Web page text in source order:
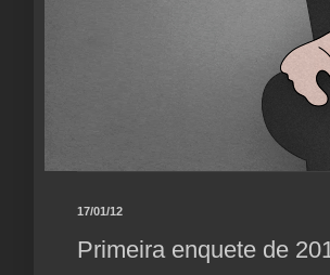
17/01/12
Primeira enquete de